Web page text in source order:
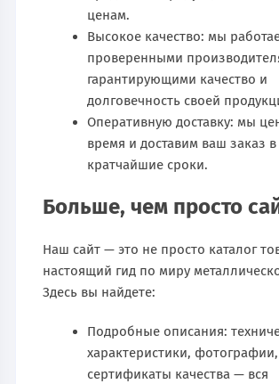
ценам.
Высокое качество: мы
проверенными
гарантирующими качество и
долговечность своей
Оперативную доставку: мы
время и доставим ваш заказ в
кратчайшие сроки.
Больше, чем просто
Наш сайт — это не просто каталог
настоящий гид по миру
Здесь вы найдете:
Подробные описания:
характеристики, фотографии,
сертификаты качества — вся